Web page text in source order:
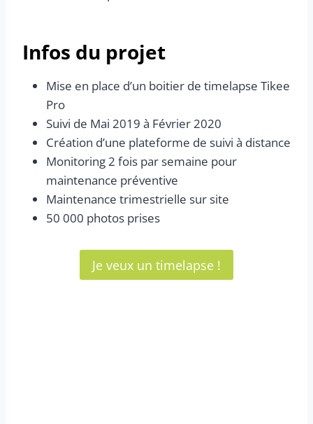
Infos du projet
Mise en place d’un boitier de timelapse Tikee
Pro
Suivi de Mai 2019 à Février 2020
Création d’une plateforme de suivi à distance
Monitoring 2 fois par semaine pour
maintenance préventive
Maintenance trimestrielle sur site
50 000 photos prises
Je veux un timelapse !